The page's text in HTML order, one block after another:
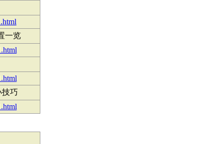
一览
技巧